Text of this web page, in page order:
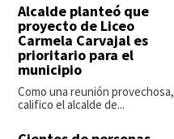
Alcalde planteó que
proyecto de Liceo
Carmela Carvajal es
prioritario para el
municipio
Como una reunión provechosa,
califico el alcalde de...